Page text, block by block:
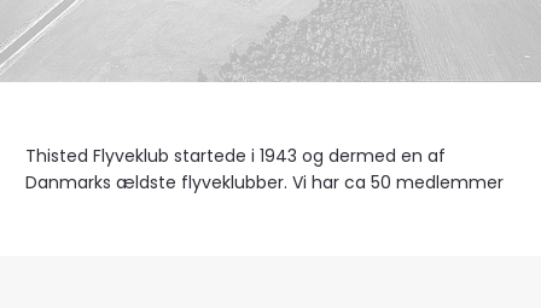
Thisted Flyveklub startede i 1943 og dermed en af
Danmarks ældste flyveklubber. Vi har ca 50 medlemmer